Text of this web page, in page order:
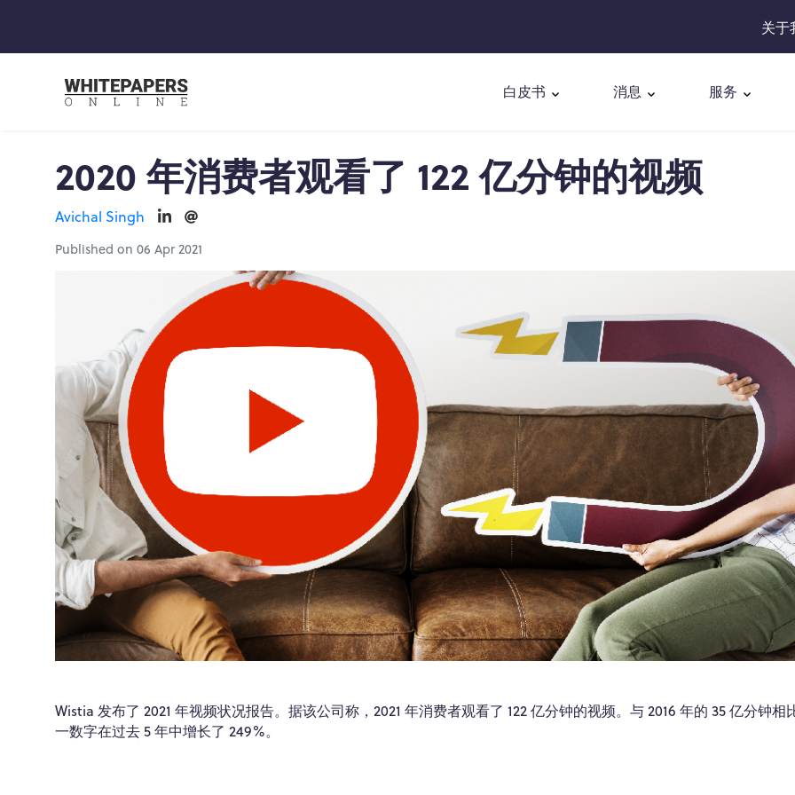
关于
白皮书 消息 服务
2020 年消费者观看了 122 亿分钟的视频
Avichal Singh
Published on 06 Apr 2021
Wistia 发布了 2021 年视频状况报告。据该公司称，2021 年消费者观看了 122 亿分钟的视频。与 2016 年的 35 亿分钟相
一数字在过去 5 年中增长了 249%。